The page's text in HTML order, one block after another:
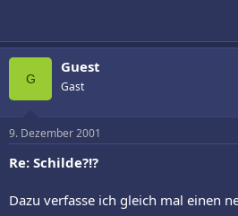
G
Guest
Gast
9. Dezember 2001
Re: Schilde?!?
Dazu verfasse ich gleich mal einen